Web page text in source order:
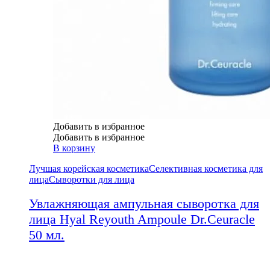
Добавить в избранное
Добавить в избранное
В корзину
Лучшая корейская косметикаСелективная косметика для
лицаСыворотки для лица
Увлажняющая ампульная сыворотка для
лица Hyal Reyouth Ampoule Dr.Ceuracle
50 мл.